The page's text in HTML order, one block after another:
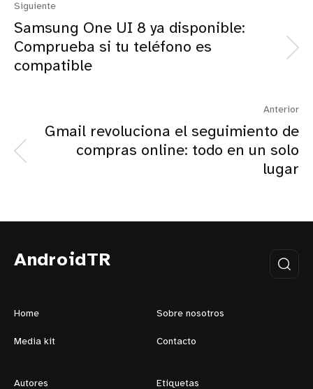
Siguiente
Samsung One UI 8 ya disponible:
Comprueba si tu teléfono es
compatible
Anterior
Gmail revoluciona el seguimiento de
compras online: todo en un solo
lugar
AndroidTR
Home Sobre nosotros
Media kit Contacto
Autores Etiquetas